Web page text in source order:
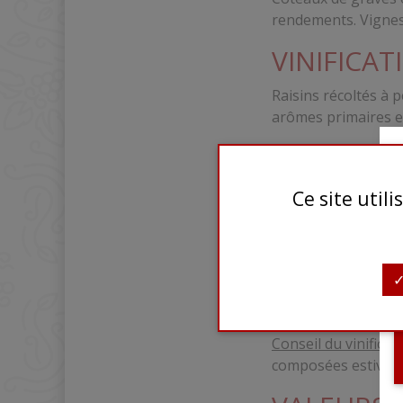
rendements.
Raisins récoltés à
arômes primaires
En bouche, le
Conseil du
composées
Ce site